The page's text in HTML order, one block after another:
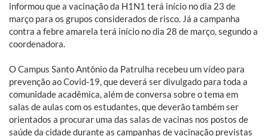
informou que a vacinação da H1N1 terá início no dia 23 de
março para os grupos considerados de risco. Já a campanha
contra a febre amarela terá início no dia 28 de março, segundo a
coordenadora.
O Campus Santo Antônio da Patrulha recebeu um vídeo para
prevenção ao Covid-19, que deverá ser divulgado para toda a
comunidade acadêmica, além de conversa sobre o tema em
salas de aulas com os estudantes, que deverão também ser
orientados a procurar uma das salas de vacinas nos postos de
saúde da cidade durante as campanhas de vacinação previstas